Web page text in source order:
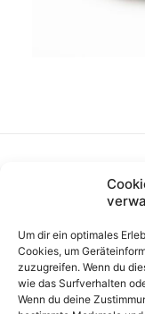
Um dir ein optimales
Cookies, um
zuzugreifen. Wenn du
wie das Surfverhalten
Wenn du deine